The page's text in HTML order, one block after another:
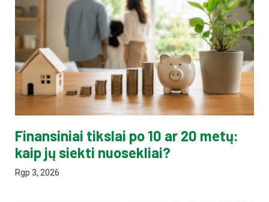
Finansiniai tikslai po 10 ar 20 metų:
kaip jų siekti nuosekliai?
Rgp 3, 2026